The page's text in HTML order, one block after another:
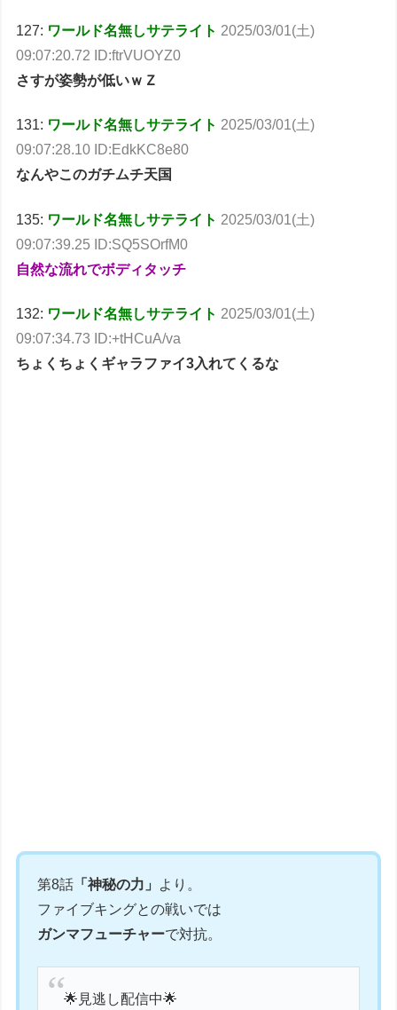
127: ワールド名無しサテライト 2025/03/01(土)
09:07:20.72 ID:ftrVUOYZ0
さすが姿勢が低いｗＺ
131: ワールド名無しサテライト 2025/03/01(土)
09:07:28.10 ID:EdkKC8e80
なんやこのガチムチ天国
135: ワールド名無しサテライト 2025/03/01(土)
09:07:39.25 ID:SQ5SOrfM0
自然な流れでボディタッチ
132: ワールド名無しサテライト 2025/03/01(土)
09:07:34.73 ID:+tHCuA/va
ちょくちょくギャラファイ3入れてくるな
第8話 「神秘の力」
より。
ファイブキングとの戦いでは
ガンマフューチャーで対抗。
🌟見逃し配信中🌟